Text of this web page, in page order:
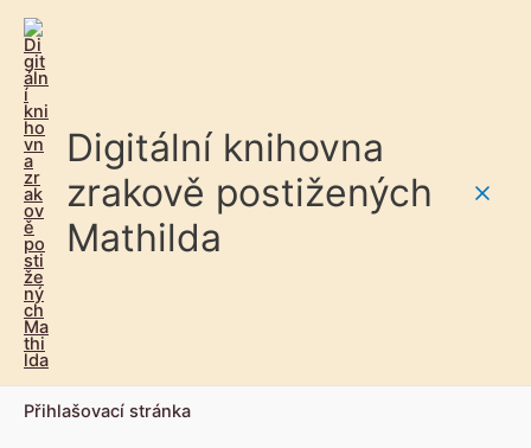
Digitální knihovna
zrakově postižených
Mathilda
Přihlašovací stránka